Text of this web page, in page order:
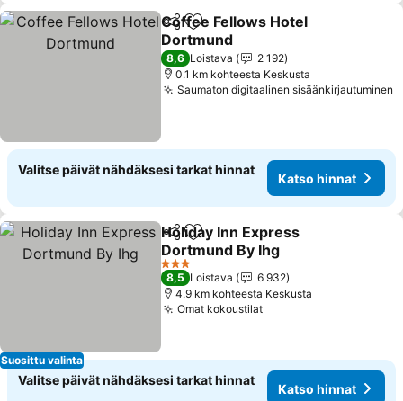
Jaa Lisää suosikkeihin
Coffee Fellows Hotel
Dortmund
8,6 Loistava
2 192
0.1 km kohteesta Keskusta
Saumaton digitaalinen sisäänkirjautuminen
Valitse päivät nähdäksesi tarkat hinnat
Katso hinnat
Suosittu valinta
Jaa Lisää suosikkeihin
Holiday Inn Express
Dortmund By Ihg
3 Tähtiluokitus
8,5 Loistava
6 932
4.9 km kohteesta Keskusta
Omat kokoustilat
Valitse päivät nähdäksesi tarkat hinnat
Katso hinnat